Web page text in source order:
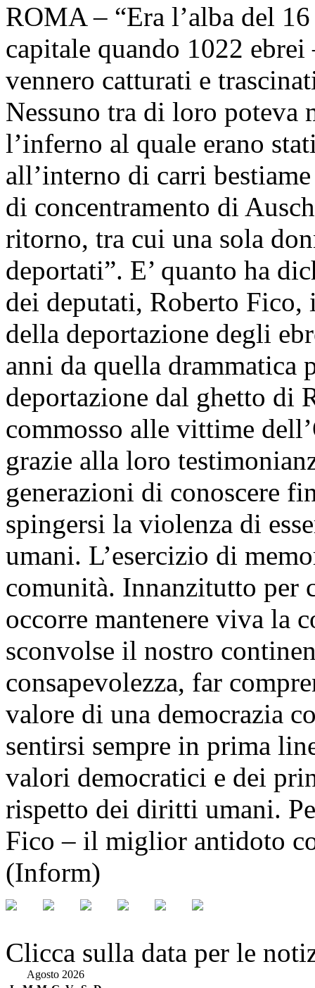
ROMA – “Era l’alba del
capitale quando 1022
vennero catturati e
Nessuno tra di loro poteva
l’inferno al quale erano
all’interno di carri
di concentramento di
ritorno, tra cui una sola
deportati”. E’ quanto ha
dei deputati, Roberto Fico,
della deportazione degli
anni da quella drammatica
deportazione dal ghetto di
commosso alle vittime
grazie alla loro
generazioni di conoscere
spingersi la violenza di
umani. L’esercizio di
comunità. Innanzitutto per
occorre mantenere viva la
sconvolse il nostro
consapevolezza, far
valore di una democrazia
sentirsi sempre in prima
valori democratici e dei
rispetto dei diritti umani.
Fico – il miglior antidoto
(Inform)
Clicca sulla data per le
Agosto 2026